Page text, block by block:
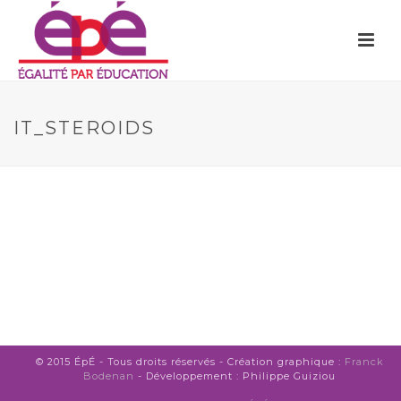
IT_STEROIDS
© 2015 ÉpÉ - Tous droits réservés - Création graphique : Franck
Bodenan - Développement : Philippe Guiziou